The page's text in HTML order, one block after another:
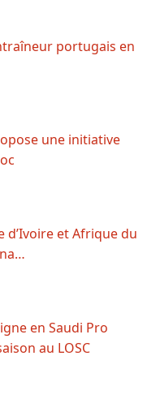
portugais en
une initiative
d’Ivoire et Afrique du
en Saudi Pro
au LOSC